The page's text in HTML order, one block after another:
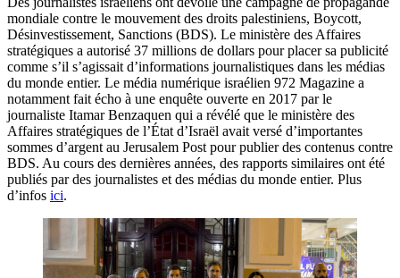
mondiale contre le mouvement des droits palestiniens, Boycott,
Désinvestissement, Sanctions (BDS). Le ministère des Affaires
stratégiques a autorisé 37 millions de dollars pour placer sa publicité
comme s’il s’agissait d’informations journalistiques dans les médias
du monde entier. Le média numérique israélien 972 Magazine a
notamment fait écho à une enquête ouverte en 2017 par le
journaliste Itamar Benzaquen qui a révélé que le ministère des
Affaires stratégiques de l’État d’Israël avait versé d’importantes
sommes d’argent au Jerusalem Post pour publier des contenus contre
BDS. Au cours des dernières années, des rapports similaires ont été
publiés par des journalistes et des médias du monde entier. Plus
d’infos ici.